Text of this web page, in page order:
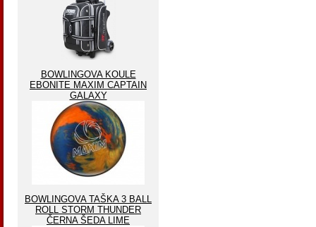
BOWLINGOVA KOULE
EBONITE MAXIM CAPTAIN
GALAXY
BOWLINGOVA TAŠKA 3 BALL
ROLL STORM THUNDER
ČERNA ŠEDA LIME